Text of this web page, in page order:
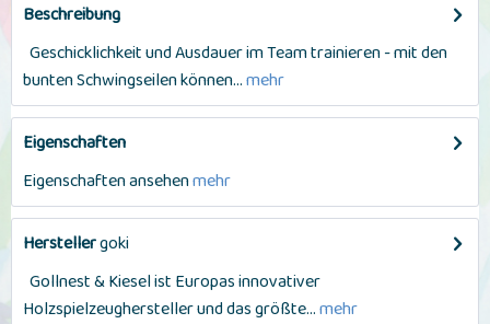
Beschreibung
Geschicklichkeit und Ausdauer im Team trainieren - mit den
bunten Schwingseilen können...mehr
Eigenschaften
Eigenschaften ansehenmehr
Herstellergoki
Gollnest & Kiesel ist Europas innovativer
Holzspielzeughersteller und das größte...mehr